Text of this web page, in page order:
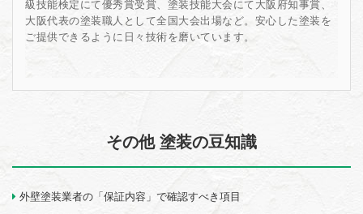
級技能検定にて優秀賞受賞、塗装技能大会にて大阪府知事賞、
大阪代表の塗装職人として全国大会出場など。安心した塗装を
ご提供できるように日々技術を磨いています。
その他 塗装の豆知識
外壁塗装業者の「保証内容」で確認すべき項目